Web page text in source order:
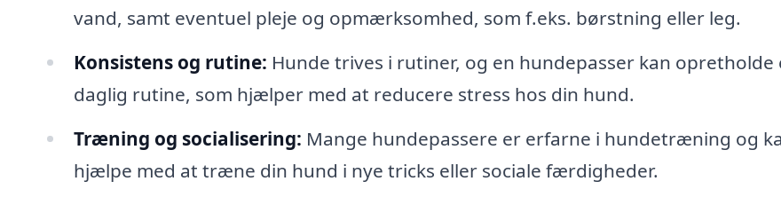
vand, samt eventuel pleje og opmærksomhed, som f.eks. børstning eller leg.
Konsistens og rutine: Hunde trives i rutiner, og en hundepasser kan opretholde
daglig rutine, som hjælper med at reducere stress hos din hund.
Træning og socialisering: Mange hundepassere er erfarne i hundetræning og
hjælpe med at træne din hund i nye tricks eller sociale færdigheder.